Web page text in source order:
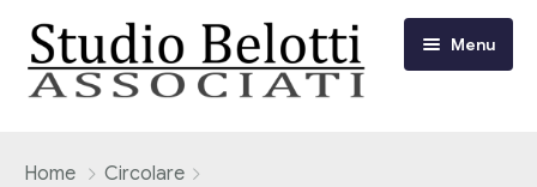
Menu
Home
Circolare